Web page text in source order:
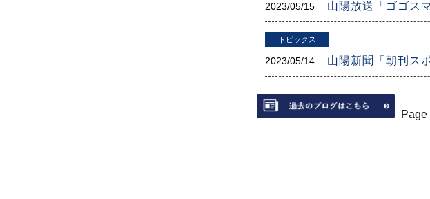
2023/05/15 山陽放送「ゴゴス
トピックス
2023/05/14 山陽新聞「朝刊ス
Page